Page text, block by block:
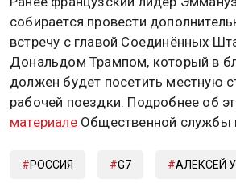
собирается провести
встречу с главой Соединённых
Дональдом Трампом, который в
должен будет посетить местную
рабочей поездки. Подробнее об
материале Общественной службы
РОССИЯ G7 АЛЕКСЕЙ